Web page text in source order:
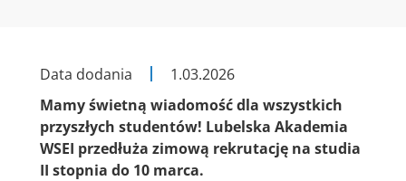
Data dodania
1.03.2026
Mamy świetną wiadomość dla wszystkich
przyszłych studentów! Lubelska Akademia
WSEI przedłuża zimową rekrutację na studia
II stopnia do 10 marca.